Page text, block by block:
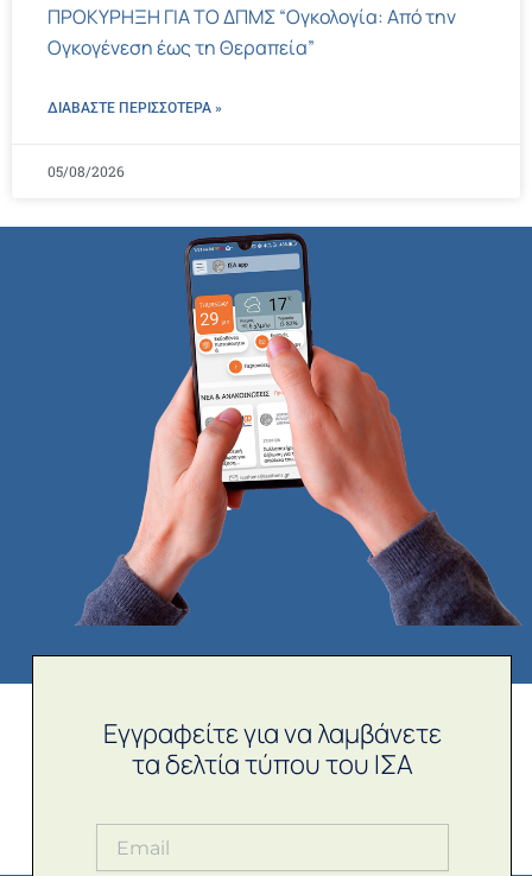
ΠΡΟΚΥΡΗΞΗ ΓΙΑ ΤΟ ΔΠΜΣ “Ογκολογία: Από την
Ογκογένεση έως τη Θεραπεία”
ΔΙΑΒΑΣΤΕ ΠΕΡΙΣΣΌΤΕΡΑ »
05/08/2026
Εγγραφείτε για να λαμβάνετε
τα δελτία τύπου του ΙΣΑ